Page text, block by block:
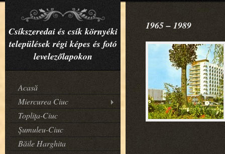
Csíkszeredai és csík környéki
települések régi képes és fotó
levelezőlapokon
Acasă
Miercurea Ciuc
Topliţa-Ciuc
Şumuleu-Ciuc
Băile Harghita
1965 – 1989